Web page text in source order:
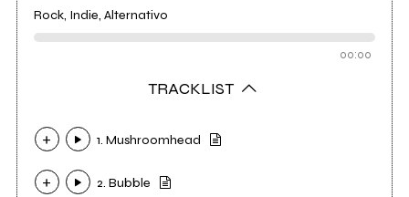
Rock, Indie, Alternativo
00:00
TRACKLIST
1. Mushroomhead
2. Bubble